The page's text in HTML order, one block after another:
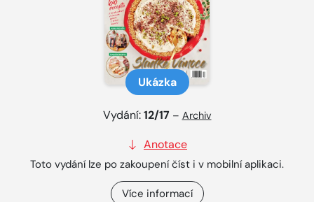
Ukázka
Vydání:12/17 – Archiv
Anotace
Toto vydání lze po zakoupení číst i v mobilní aplikaci.
Více informací